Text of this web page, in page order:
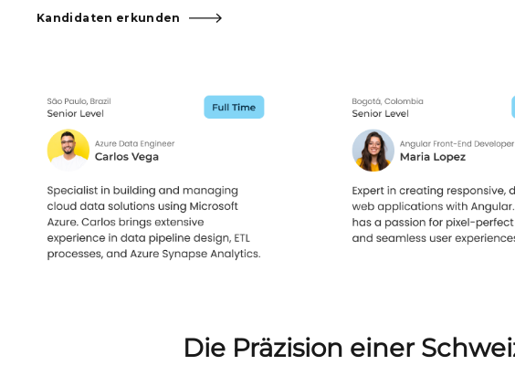
Kandidaten erkunden
Die Präzision einer